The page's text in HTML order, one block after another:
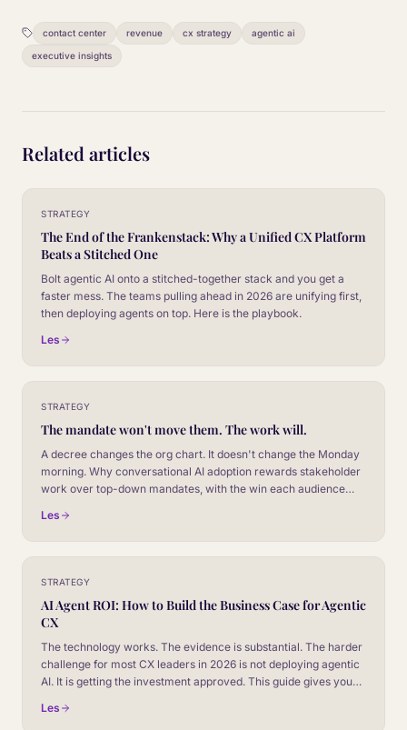
contact center revenue cx strategy agentic ai
executive insights
Related articles
STRATEGY
The End of the Frankenstack: Why a Unified CX Platform
Beats a Stitched One
Bolt agentic AI onto a stitched-together stack and you get a
faster mess. The teams pulling ahead in 2026 are unifying first,
then deploying agents on top. Here is the playbook.
Les
STRATEGY
The mandate won't move them. The work will.
A decree changes the org chart. It doesn't change the Monday
morning. Why conversational AI adoption rewards stakeholder
work over top-down mandates, with the win each audience
Les
STRATEGY
AI Agent ROI: How to Build the Business Case for Agentic
CX
The technology works. The evidence is substantial. The harder
challenge for most CX leaders in 2026 is not deploying agentic
AI. It is getting the investment approved. This guide gives you
Les